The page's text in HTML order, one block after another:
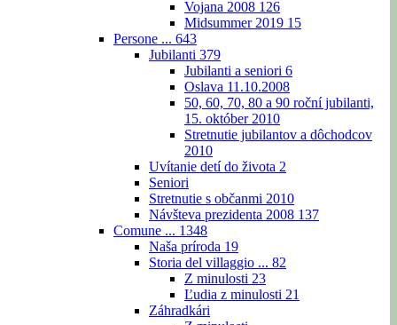
Vojana 2008 126
Midsummer 2019 15
Persone ... 643
Jubilanti 379
Jubilanti a seniori 6
Oslava 11.10.2008
50, 60, 70, 80 a 90 roční jubilanti,
15. október 2010
Stretnutie jubilantov a dôchodcov
2010
Uvítanie detí do života 2
Seniori
Stretnutie s občanmi 2010
Návšteva prezidenta 2008 137
Comune ... 1348
Naša príroda 19
Storia del villaggio ... 82
Z minulosti 23
Ľudia z minulosti 21
Záhradkári